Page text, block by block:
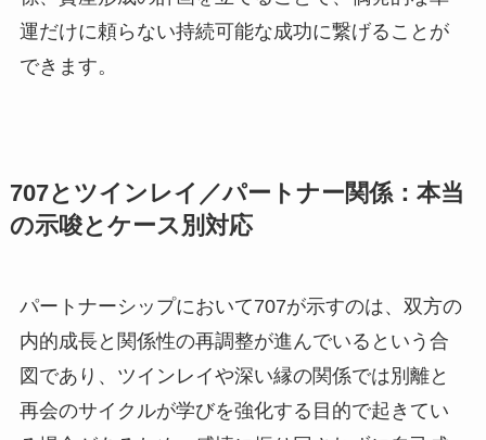
運だけに頼らない持続可能な成功に繋げることが
できます。
707とツインレイ／パートナー関係：本当
の示唆とケース別対応
パートナーシップにおいて707が示すのは、双方の
内的成長と関係性の再調整が進んでいるという合
図であり、ツインレイや深い縁の関係では別離と
再会のサイクルが学びを強化する目的で起きてい